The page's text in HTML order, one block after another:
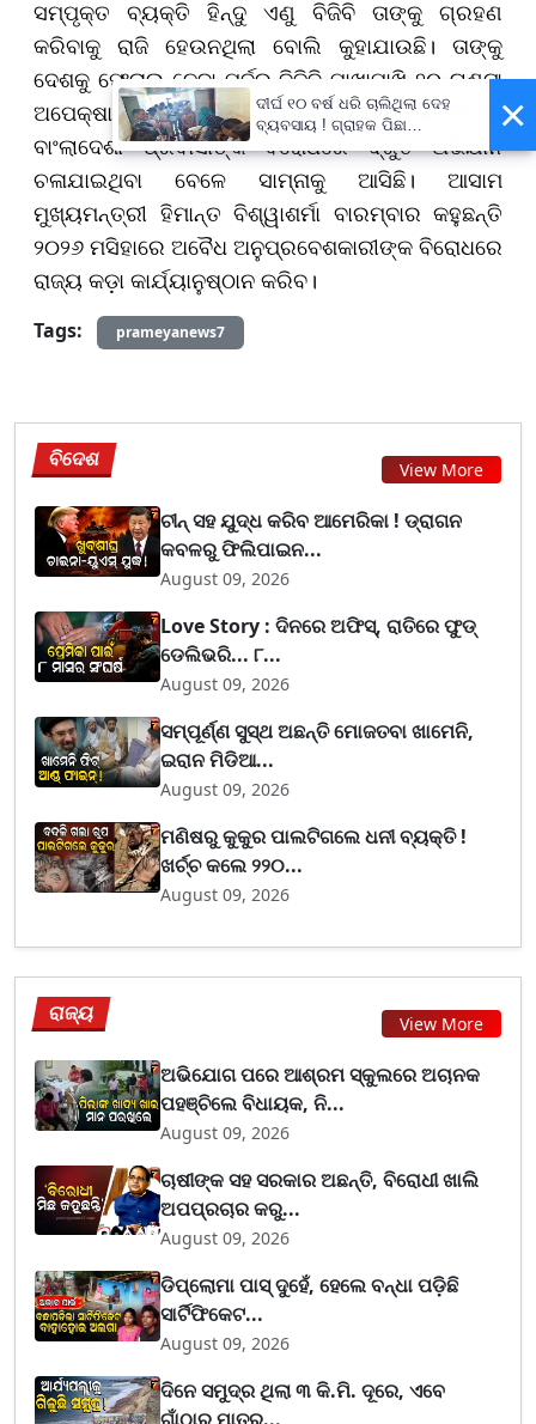
ସମ୍ପୃକ୍ତ ବ୍ୟକ୍ତି ହିନ୍ଦୁ ଏଣୁ ବିଜିବି ତାଙ୍କୁ ଗ୍ରହଣ
କରିବାକୁ ରାଜି ହେଉନଥିଲା ବୋଲି କୁହାଯାଉଛି। ତାଙ୍କୁ
ଦେଶକୁ ଫେରାଇ ନେବା ପୂର୍ବରୁ ବିଜିବି ପାଖାପାଖି ୨୦ ଘଣ୍ଟା
ଅପେକ୍ଷା କରାଇଥିଲା। ଏହି ଘଟଣା ଆସାମରେ ଅବୈଧ
ବାଂଲାଦେଶୀ ପ୍ରବାସୀଙ୍କ ବିରୋଧରେ ଦ୍ରୁତ ଅଭିଯାନ
ଚଳାଯାଇଥିବା ବେଳେ ସାମ୍ନାକୁ ଆସିଛି। ଆସାମ
ମୁଖ୍ୟମନ୍ତ୍ରୀ ହିମାନ୍ତ ବିଶ୍ୱାଶର୍ମା ବାରମ୍ବାର କହୁଛନ୍ତି
୨୦୨୬ ମସିହାରେ ଅବୈଧ ଅନୁପ୍ରବେଶକାରୀଙ୍କ ବିରୋଧରେ
ରାଜ୍ୟ କଡ଼ା କାର୍ଯ୍ୟାନୁଷ୍ଠାନ କରିବ।
Tags: prameyanews7
ବିଦେଶ View More
ଚୀନ୍ ସହ ଯୁଦ୍ଧ କରିବ ଆମେରିକା ! ଡ୍ରାଗନ
କବଳରୁ ଫିଲିପାଇନ...
August 09, 2026
Love Story : ଦିନରେ ଅଫିସ୍, ରାତିରେ ଫୁଡ୍
ଡେଲିଭରି... ୮...
August 09, 2026
ସମ୍ପୂର୍ଣ୍ଣ ସୁସ୍ଥ ଅଛନ୍ତି ମୋଜତବା ଖାମେନି,
ଇରାନ ମିଡିଆ...
August 09, 2026
ମଣିଷରୁ କୁକୁର ପାଲଟିଗଲେ ଧନୀ ବ୍ୟକ୍ତି !
ଖର୍ଚ୍ଚ କଲେ ୨୨୦...
August 09, 2026
ରାଜ୍ୟ View More
ଅଭିଯୋଗ ପରେ ଆଶ୍ରମ ସ୍କୁଲରେ ଅଚାନକ
ପହଞ୍ଚିଲେ ବିଧାୟକ, ନି...
August 09, 2026
ଚାଷୀଙ୍କ ସହ ସରକାର ଅଛନ୍ତି, ବିରୋଧୀ ଖାଲି
ଅପପ୍ରଚାର କରୁ...
August 09, 2026
ଡିପ୍ଲୋମା ପାସ୍ ଦୁହେଁ, ହେଲେ ବନ୍ଧା ପଡ଼ିଛି
ସାର୍ଟିଫିକେଟ...
August 09, 2026
ଦିନେ ସମୁଦ୍ର ଥିଲା ୩ କି.ମି. ଦୂରେ, ଏବେ
ଗାଁଠାରୁ ମାତ୍ର...
×
ଦୀର୍ଘ ୧୦ ବର୍ଷ ଧରି ଚାଲିଥିଲା ଦେହ
ବ୍ୟବସାୟ ! ଗ୍ରାହକ ପିଛା